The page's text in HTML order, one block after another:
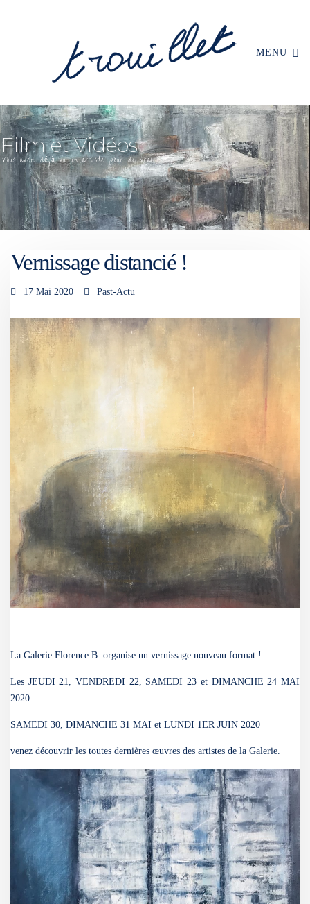
MENU
Vernissage distancié !
17 Mai 2020 Past-Actu
La Galerie Florence B. organise un vernissage nouveau format !
Les JEUDI 21, VENDREDI 22, SAMEDI 23 et DIMANCHE 24 MAI
2020
SAMEDI 30, DIMANCHE 31 MAI et LUNDI 1ER JUIN 2020
venez découvrir les toutes dernières œuvres des artistes de la Galerie.